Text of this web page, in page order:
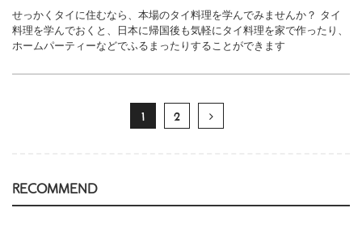
せっかくタイに住むなら、本場のタイ料理を学んでみませんか？ タイ
料理を学んでおくと、日本に帰国後も気軽にタイ料理を家で作ったり、
ホームパーティーなどでふるまったりすることができます
1 2
RECOMMEND